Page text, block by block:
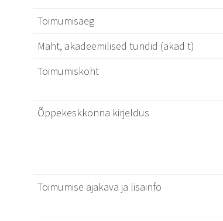
Toimumisaeg
Maht, akadeemilised tundid (akad t)
Toimumiskoht
Õppekeskkonna kirjeldus
Toimumise ajakava ja lisainfo